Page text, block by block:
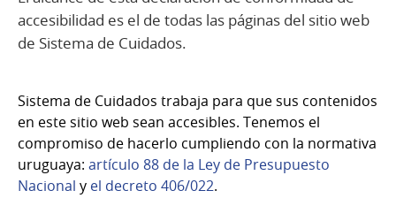
accesibilidad es el de todas las páginas del sitio web
de Sistema de Cuidados.
Sistema de Cuidados trabaja para que sus contenidos
en este sitio web sean accesibles. Tenemos el
compromiso de hacerlo cumpliendo con la normativa
uruguaya: artículo 88 de la Ley de Presupuesto
Nacional y el decreto 406/022.